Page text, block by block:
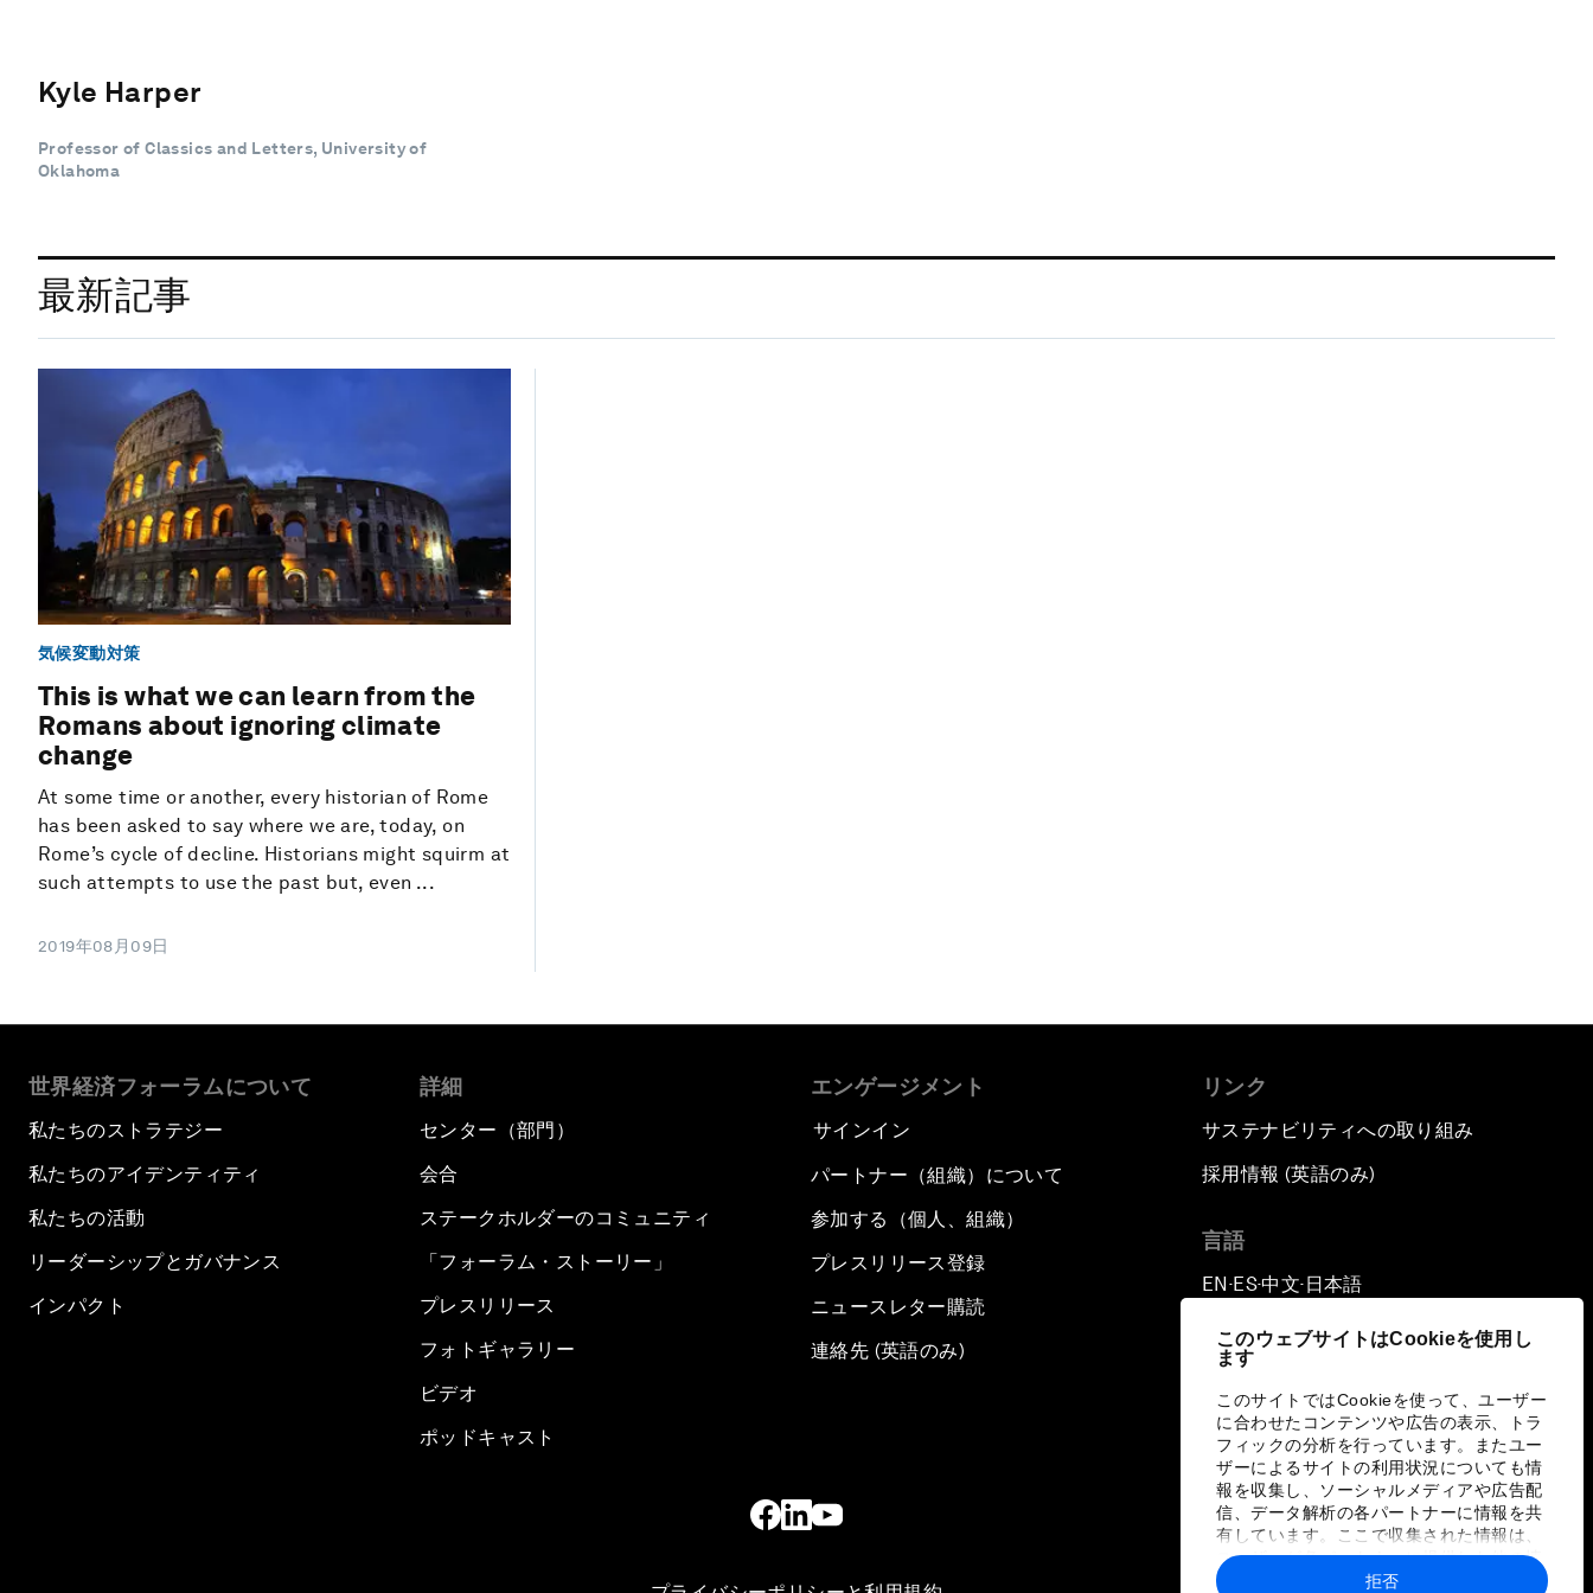
このウェブサイトはCookieを使用し
ます
このサイトではCookieを使って、ユーザー
に合わせたコンテンツや広告の表示、トラ
フィックの分析を行っています。またユー
ザーによるサイトの利用状況についても情
報を収集し、ソーシャルメディアや広告配
信、データ解析の各パートナーに情報を共
有しています。ここで収集された情報は、
ユーザーが各パートナーに提供した他の情
報や各パートナーのサービスを使用した際
拒否
Kyle Harper
Professor of Classics and Letters, University of
Oklahoma
最新記事
気候変動対策
This is what we can learn from the
Romans about ignoring climate
change
At some time or another, every historian of Rome
has been asked to say where we are, today, on
Rome’s cycle of decline. Historians might squirm at
such attempts to use the past but, even ...
2019年08月09日
世界経済フォーラムについて
私たちのストラテジー
私たちのアイデンティティ
私たちの活動
リーダーシップとガバナンス
インパクト
詳細
センター（部門）
会合
ステークホルダーのコミュニティ
「フォーラム・ストーリー」
プレスリリース
フォトギャラリー
ビデオ
ポッドキャスト
エンゲージメント
サインイン
パートナー（組織）について
参加する（個人、組織）
プレスリリース登録
ニュースレター購読
連絡先 (英語のみ)
リンク
サステナビリティへの取り組み
採用情報 (英語のみ)
言語
EN ▪ ES▪中文▪ 日本語